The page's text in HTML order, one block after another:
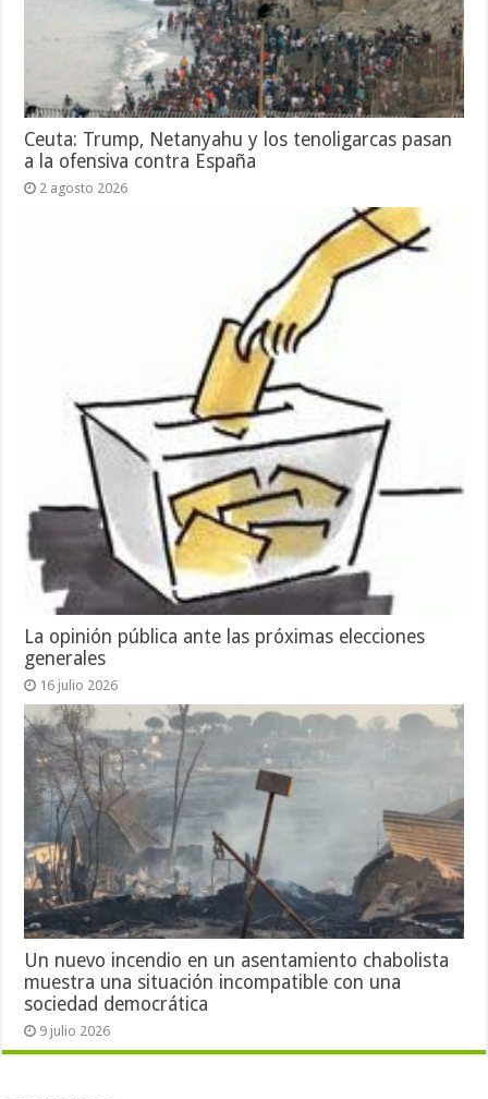
Ceuta: Trump, Netanyahu y los tenoligarcas pasan
a la ofensiva contra España
2 agosto 2026
La opinión pública ante las próximas elecciones
generales
16 julio 2026
Un nuevo incendio en un asentamiento chabolista
muestra una situación incompatible con una
sociedad democrática
9 julio 2026